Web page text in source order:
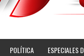
ZACATECANA VICTORIA
BENEFICIADAS DEL
POLÍTICA ESPECIALES